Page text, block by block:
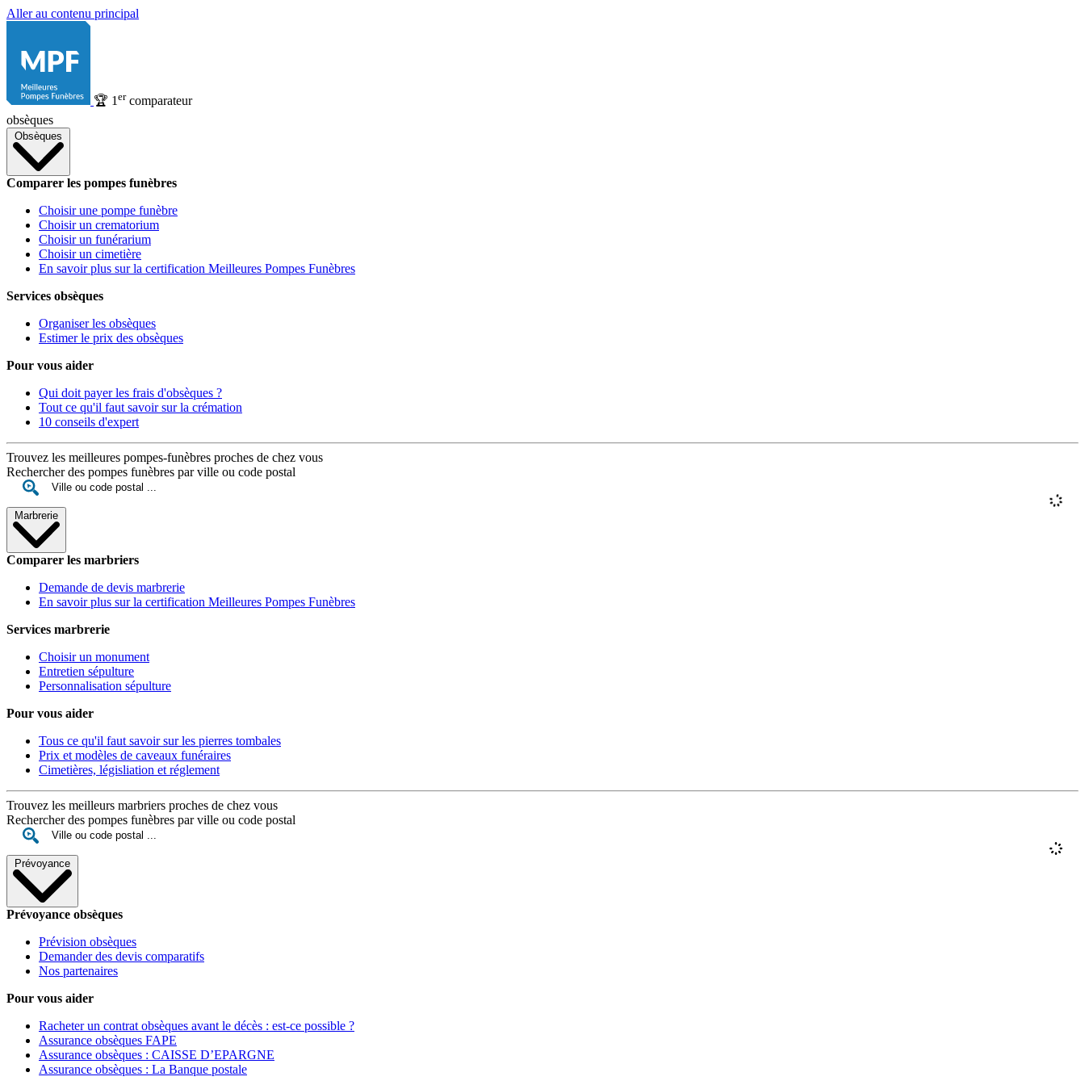
Aller au contenu principal
🏆 1 ercomparateur
obsèques
Obsèques
Comparer les pompes funèbres
Choisir une pompe funèbre
Choisir un crematorium
Choisir un funérarium
Choisir un cimetière
En savoir plus sur la certification Meilleures Pompes Funèbres
Services obsèques
Organiser les obsèques
Estimer le prix des obsèques
Pour vous aider
Qui doit payer les frais d'obsèques ?
Tout ce qu'il faut savoir sur la crémation
10 conseils d'expert
Trouvez les meilleures pompes-funèbres proches de chez vous
Rechercher des pompes funèbres par ville ou code postal
Marbrerie
Comparer les marbriers
Demande de devis marbrerie
En savoir plus sur la certification Meilleures Pompes Funèbres
Services marbrerie
Choisir un monument
Entretien sépulture
Personnalisation sépulture
Pour vous aider
Tous ce qu'il faut savoir sur les pierres tombales
Prix et modèles de caveaux funéraires
Cimetières, législiation et réglement
Trouvez les meilleurs marbriers proches de chez vous
Rechercher des pompes funèbres par ville ou code postal
Prévoyance
Prévoyance obsèques
Prévision obsèques
Demander des devis comparatifs
Nos partenaires
Pour vous aider
Racheter un contrat obsèques avant le décès : est-ce possible ?
Assurance obsèques FAPE
Assurance obsèques : CAISSE D’EPARGNE
Assurance obsèques : La Banque postale